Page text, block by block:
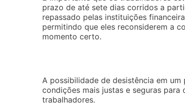
prazo de até sete dias corridos a
repassado pelas instituições
permitindo que eles reconsiderem a
momento certo.
A possibilidade de desistência em
condições mais justas e seguras
trabalhadores.